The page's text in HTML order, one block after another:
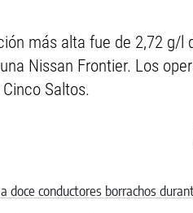
más alta fue de 2,72 g/l
Nissan Frontier. Los
Saltos.